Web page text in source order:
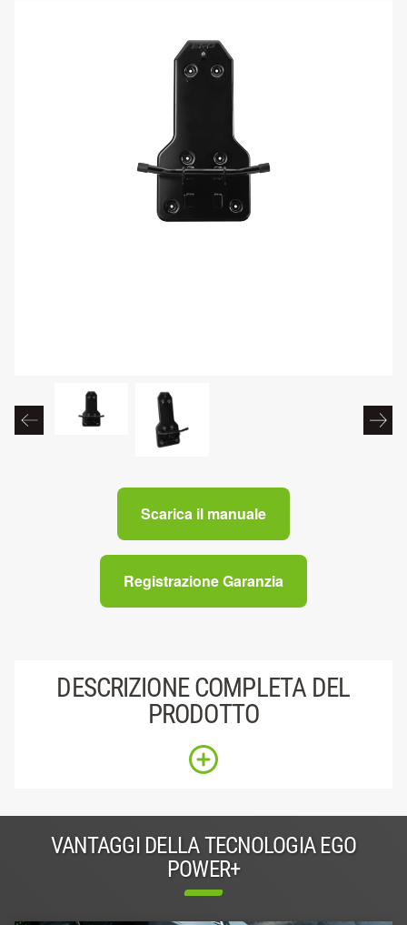
Scarica il manuale
Registrazione Garanzia
DESCRIZIONE COMPLETA DEL
PRODOTTO
VANTAGGI DELLA TECNOLOGIA EGO
POWER+